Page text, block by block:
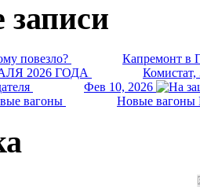
записи
Капремонт в
Комистат,
Фев 10, 2026
Новые вагоны